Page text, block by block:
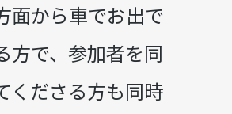
面から車でお出で
方で、参加者を同
くださる方も同時